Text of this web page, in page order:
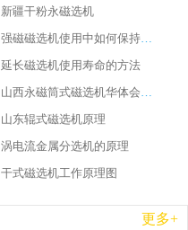
新疆干粉永磁选机
强磁磁选机使用中如何保持其顺畅运行
延长磁选机使用寿命的方法
山西永磁筒式磁选机华体会手机网页版-华体会(中国)
山东辊式磁选机原理
涡电流金属分选机的原理
干式磁选机工作原理图
更多+